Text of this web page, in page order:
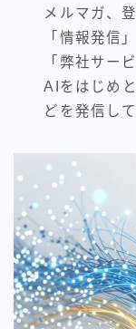
メルマガ、
「情報発信
「弊社サー
AIをはじめ
どを発信し